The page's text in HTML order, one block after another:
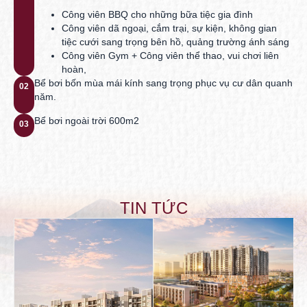
Công viên BBQ cho những bữa tiệc gia đình
Công viên dã ngoại, cắm trại, sự kiện, không gian
tiệc cưới sang trọng bên hồ, quảng trường ánh sáng
Công viên Gym + Công viên thể thao, vui chơi liên
hoàn,
02
Bể bơi bốn mùa mái kính sang trọng phục vụ cư dân quanh
năm.
03 Bể bơi ngoài trời 600m2
TIN TỨC